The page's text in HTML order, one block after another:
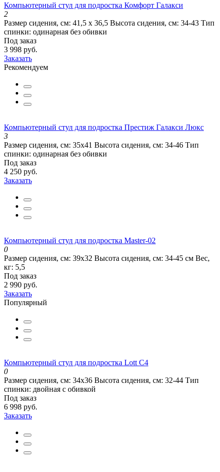
Компьютерный стул для подростка Комфорт Галакси
2
Размер сидения, см: 41,5 х 36,5 Высота сидения, см: 34-43 Тип
спинки: одинарная без обивки
Под заказ
3 998 руб.
Заказать
Рекомендуем
Компьютерный стул для подростка Престиж Галакси Люкс
3
Размер сидения, см: 35х41 Высота сидения, см: 34-46 Тип
спинки: одинарная без обивки
Под заказ
4 250 руб.
Заказать
Компьютерный стул для подростка Master-02
0
Размер сидения, см: 39х32 Высота сидения, см: 34-45 см Вес,
кг: 5,5
Под заказ
2 990 руб.
Заказать
Популярный
Компьютерный стул для подростка Lott C4
0
Размер сидения, см: 34х36 Высота сидения, см: 32-44 Тип
спинки: двойная с обивкой
Под заказ
6 998 руб.
Заказать